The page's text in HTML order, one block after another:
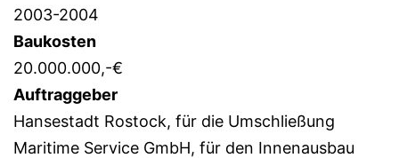
2003-2004
Baukosten
20.000.000,-€
Auftraggeber
Hansestadt Rostock, für die Umschließung
Maritime Service GmbH, für den Innenausbau